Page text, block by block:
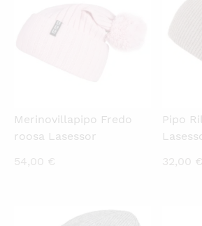
Merinovillapipo Fredo
roosa Lasessor
54,00 €
Pipo
32,00 €